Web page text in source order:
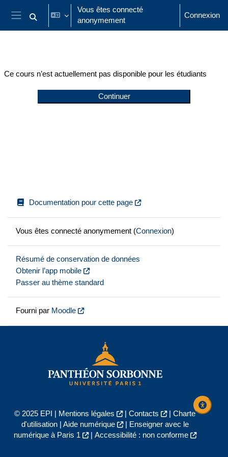
Passer au contenu principal
Panneau latéral
Activer/désactiver la saisie de recherche
Vous êtes connecté
anonymement
Connexion
Ce cours n’est actuellement pas disponible pour les étudiants
Continuer
Documentation pour cette page
Vous êtes connecté anonymement (Connexion)
Résumé de conservation de données
Obtenir l’app mobile
Passer au thème standard
Fourni par Moodle
© 2025 EPI | Mentions légales | Contacts | Charte
d'utilisation| Aide numérique |
Enseigner avec le
numérique à Paris 1
| Accessibilité : non conforme